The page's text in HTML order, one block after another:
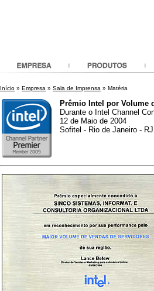
Início » Empresa » Sala de Imprensa » Matéria
Prêmio Intel por Volume
Durante o Intel Channel
12 de Maio de 2004
Sofitel - Rio de Janeiro - RJ